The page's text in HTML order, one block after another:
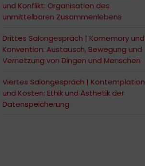
und Konflikt: Organisation des
unmittelbaren Zusammenlebens
Drittes Salongespräch | Komemory und
Konvention: Austausch, Bewegung und
Vernetzung von Dingen und Menschen
Viertes Salongespräch | Kontemplation
und Kosten: Ethik und Ästhetik der
Datenspeicherung